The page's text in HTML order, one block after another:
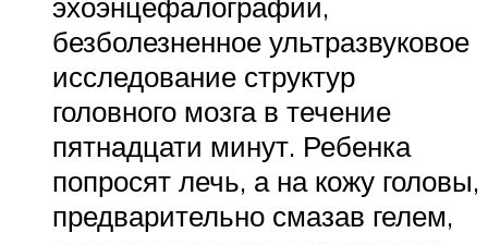
безболезненное ультразвуковое
исследование структур
головного мозга в течение
пятнадцати минут. Ребенка
попросят лечь, а на кожу головы,
предварительно смазав гелем,